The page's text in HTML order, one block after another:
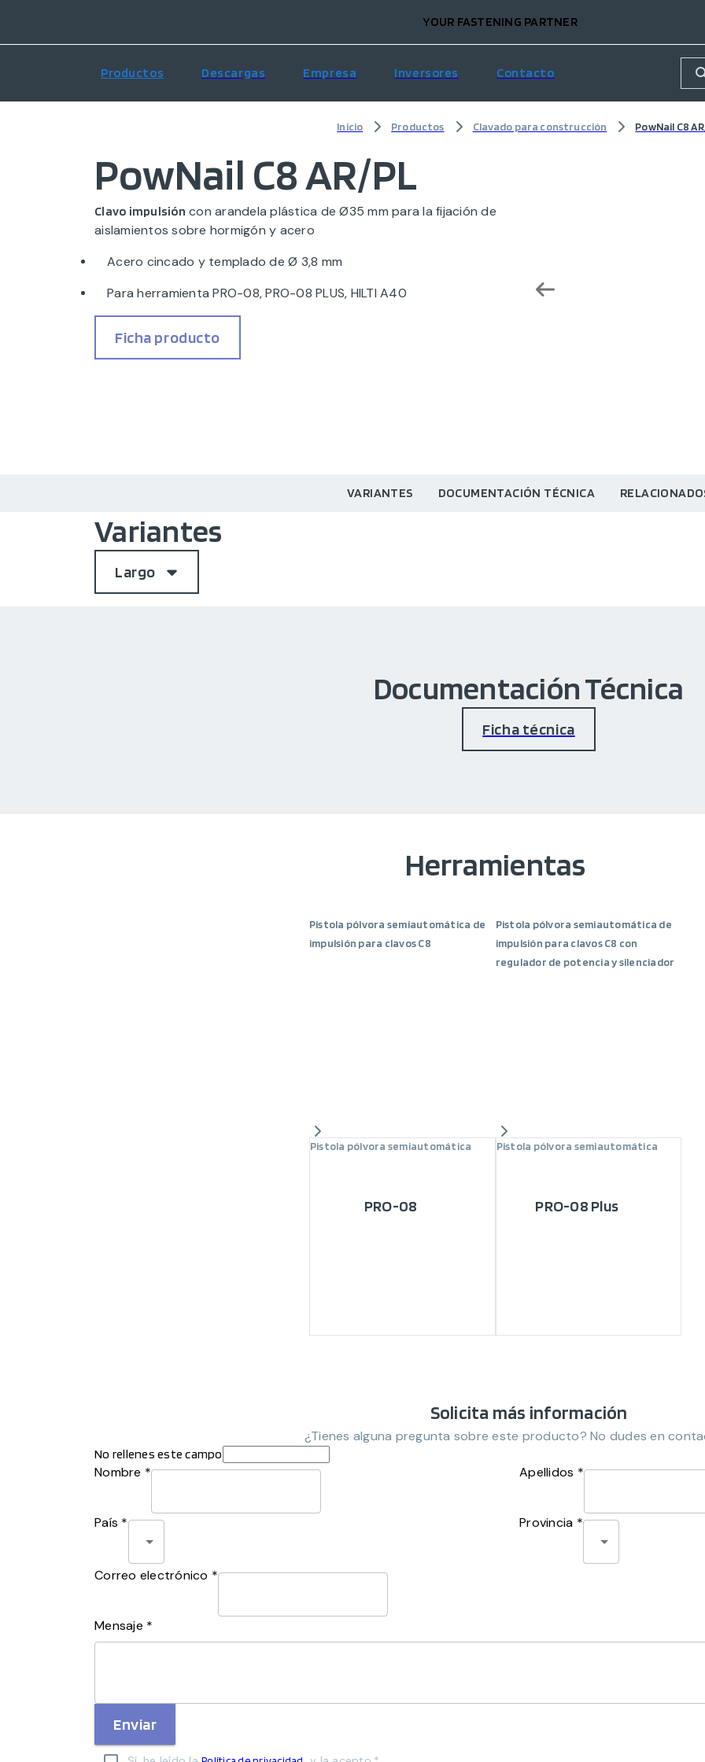
YOUR FASTENING PARTNER
Productos Descargas Empresa Inversores Contacto
Inicio Productos Clavado para construcción PowNail C8
PowNail C8 AR/PL
Clavo impulsión con arandela plástica de Ø35 mm para la fijación de
aislamientos sobre hormigón y acero
Acero cincado y templado de Ø 3,8 mm
Para herramienta PRO-08, PRO-08 PLUS, HILTI A40
Ficha producto
VARIANTES DOCUMENTACIÓN TÉCNICA
Variantes
Largo
Documentación Técnica
Ficha técnica
Herramientas
Pistola pólvora semiautomática de
impulsión para clavos C8
Pistola pólvora semiautomática
PRO-08
Pistola pólvora semiautomática de
impulsión para clavos C8 con
regulador de potencia y silenciador
Pistola pólvora semiautomática
PRO-08 Plus
Solicita más información
¿Tienes alguna pregunta sobre este producto? No dudes en
No rellenes este campo
Nombre * Apellidos *
País * Provincia *
Correo electrónico *
Mensaje *
Enviar